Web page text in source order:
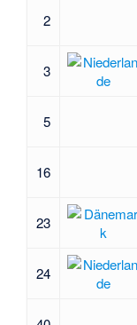
2
3
5
16
23
24